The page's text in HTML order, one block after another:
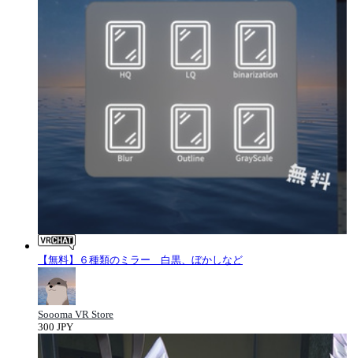
【無料】６種類のミラー 白黒、ぼかしなど
Soooma VR Store
300 JPY